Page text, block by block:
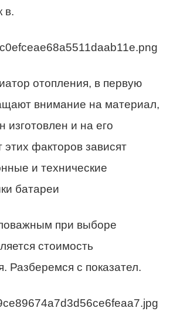
в.
отопления, в первую
внимание на материал,
изготовлен и на его
факторов зависят
и технические
батареи
при выборе
стоимость
Разберемся с показател.